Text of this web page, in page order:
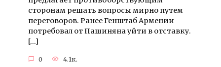
сторонам решать вопросы мирно путем
переговоров. Ранее Генштаб Армении
потребовал от Пашиняна уйти в отставку.
[…]
0 4.1к.